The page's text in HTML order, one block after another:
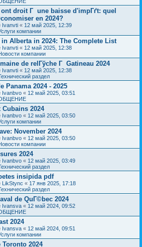
droit Г une baisse d'impГґt: quel
en 2024?
Ivanvti « 12 май 2025, 12:39
компании
Alberta in 2024: The Complete List
Ivanvti « 12 май 2025, 12:38
компании
de relГўche Г Gatineau 2024
Ivanvti « 12 май 2025, 12:38
раздел
Panama 2024 - 2025
Ivanbvo « 12 май 2025, 03:51
2024
Ivanbvo « 12 май 2025, 03:50
компании
November 2024
Ivanbvo « 12 май 2025, 03:50
компании
2024
Ivanbvo « 12 май 2025, 03:49
раздел
insipida pdf
LikStync « 17 янв 2025, 17:18
раздел
de QuГ©bec 2024
Ivansva « 12 май 2024, 09:52
2024
Ivansva « 12 май 2024, 09:51
компании
Toronto 2024